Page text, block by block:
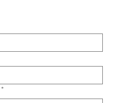
*